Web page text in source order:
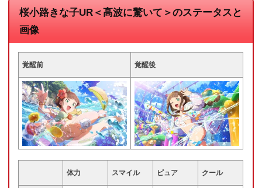
桜小路きな子UR＜高波に驚いて＞のステータスと
画像
覚醒前 覚醒後
体力 スマイル ピュア クール